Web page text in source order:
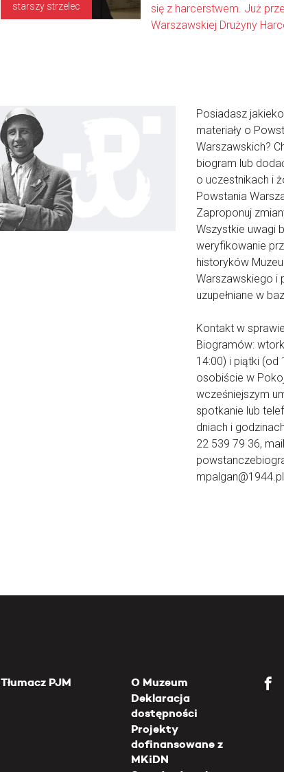
starszy strzelec
się z harcerstwem. Już
Warszawskiej Drużyny
Posiadasz
materiały o
Warszawskich?
biogram lub
o uczestnikach i
Powstania
Zaproponuj
Wszystkie uwagi
weryfikowanie
historyków
Warszawskiego i
uzupełniane w
Kontakt w
Biogramów:
14:00) i piątki (od
osobiście w
wcześniejszym
spotkanie lub
dniach i
22 539 79 36,
mpalgan@1944.pl
Tłumacz PJM
O Muzeum
Deklaracja
dostępności
Projekty
dofinansowane z
MKiDN